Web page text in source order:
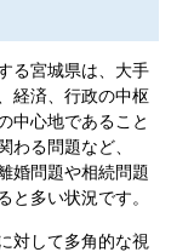
る宮城県は、大手
経済、行政の中枢
中心地であること
わる問題など、
婚問題や相続問題
と多い状況です。
対して多角的な視